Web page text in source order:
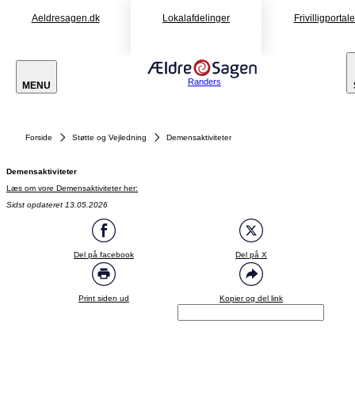
Aeldresagen.dk Lokalafdelinger
MENU Randers
Forside Støtte og Vejledning Demensaktiviteter
Demensaktiviteter
Læs om vore Demensaktiviteter her:
Sidst opdateret 13.05.2026
Del på facebook Del på X
Print siden ud Kopier og del link